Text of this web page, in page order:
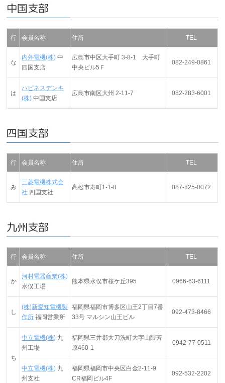
中国支部
行 会員名称 住所 TEL
な
内外電機(株) 中
四国支店
広島市中区大手町 3-8-1 大手町
中央ビル5Ｆ
082-249-0861
は
ハピネスデンキ
(株) 中国支店
広島市南区大州 2-11-7 082-283-6001
四国支部
行 会員名称 住所 TEL
み
三菱電機株式会
社 四国支社
高松市寿町1-1-8 087-825-0072
九州支部
行 会員名称 住所 TEL
か
河村電器産業(株)
水俣工場
熊本県水俣市桜ケ丘395 0966-63-6111
し
(株)新愛知電機製
作所 福岡営業所
福岡県福岡市博多区山王2丁目7番
33号 マルシン山王ビル
092-473-8466
ち
中立電機(株) 九
州工場
福岡県三井郡大刀洗町大字山隈芳
原460-1
0942-77-0511
中立電機(株) 九
州支社
福岡県福岡市中央区白金2-11-9
CR福岡ビル4F
092-532-2202